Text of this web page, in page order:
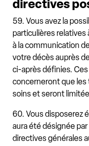
directives
59. Vous avez la
particulières relatives
à la communication
votre décès auprès
ci-après définies.
concerneront que
soins et seront
60. Vous disposerez
aura été désignée
directives générales